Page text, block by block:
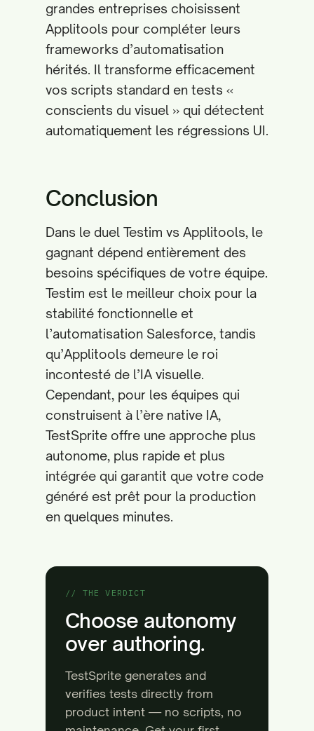
grandes entreprises choisissent
Applitools pour compléter leurs
frameworks d’automatisation
hérités. Il transforme efficacement
vos scripts standard en tests «
conscients du visuel » qui détectent
automatiquement les régressions UI.
Conclusion
Dans le duel Testim vs Applitools, le
gagnant dépend entièrement des
besoins spécifiques de votre équipe.
Testim est le meilleur choix pour la
stabilité fonctionnelle et
l’automatisation Salesforce, tandis
qu’Applitools demeure le roi
incontesté de l’IA visuelle.
Cependant, pour les équipes qui
construisent à l’ère native IA,
TestSprite offre une approche plus
autonome, plus rapide et plus
intégrée qui garantit que votre code
généré est prêt pour la production
en quelques minutes.
// THE VERDICT
Choose autonomy
over authoring.
TestSprite generates and
verifies tests directly from
product intent — no scripts, no